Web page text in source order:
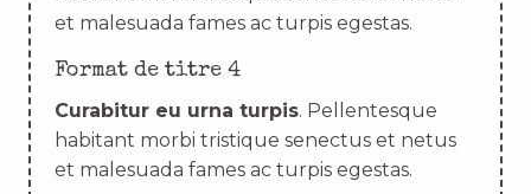
et malesuada fames ac turpis egestas.
Format de titre 4
Curabitur eu urna turpis. Pellentesque
habitant morbi tristique senectus et netus
et malesuada fames ac turpis egestas.